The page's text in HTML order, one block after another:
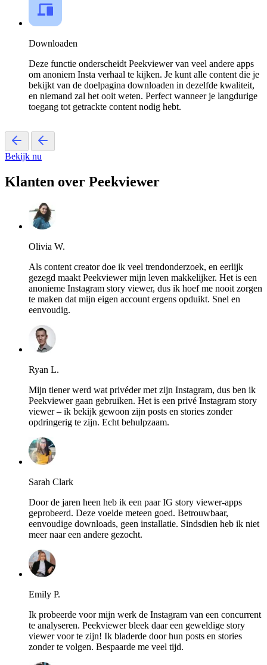
Downloaden
Deze functie onderscheidt Peekviewer van veel andere apps
om anoniem Insta verhaal te kijken. Je kunt alle content die je
bekijkt van de doelpagina downloaden in dezelfde kwaliteit,
en niemand zal het ooit weten. Perfect wanneer je langdurige
toegang tot getrackte content nodig hebt.
Bekijk nu
Klanten over Peekviewer
Olivia W.
Als content creator doe ik veel trendonderzoek, en eerlijk
gezegd maakt Peekviewer mijn leven makkelijker. Het is een
anonieme Instagram story viewer, dus ik hoef me nooit zorgen
te maken dat mijn eigen account ergens opduikt. Snel en
eenvoudig.
Ryan L.
Mijn tiener werd wat privéder met zijn Instagram, dus ben ik
Peekviewer gaan gebruiken. Het is een privé Instagram story
viewer – ik bekijk gewoon zijn posts en stories zonder
opdringerig te zijn. Echt behulpzaam.
Sarah Clark
Door de jaren heen heb ik een paar IG story viewer-apps
geprobeerd. Deze voelde meteen goed. Betrouwbaar,
eenvoudige downloads, geen installatie. Sindsdien heb ik niet
meer naar een andere gezocht.
Emily P.
Ik probeerde voor mijn werk de Instagram van een concurrent
te analyseren. Peekviewer bleek daar een geweldige story
viewer voor te zijn! Ik bladerde door hun posts en stories
zonder te volgen. Bespaarde me veel tijd.